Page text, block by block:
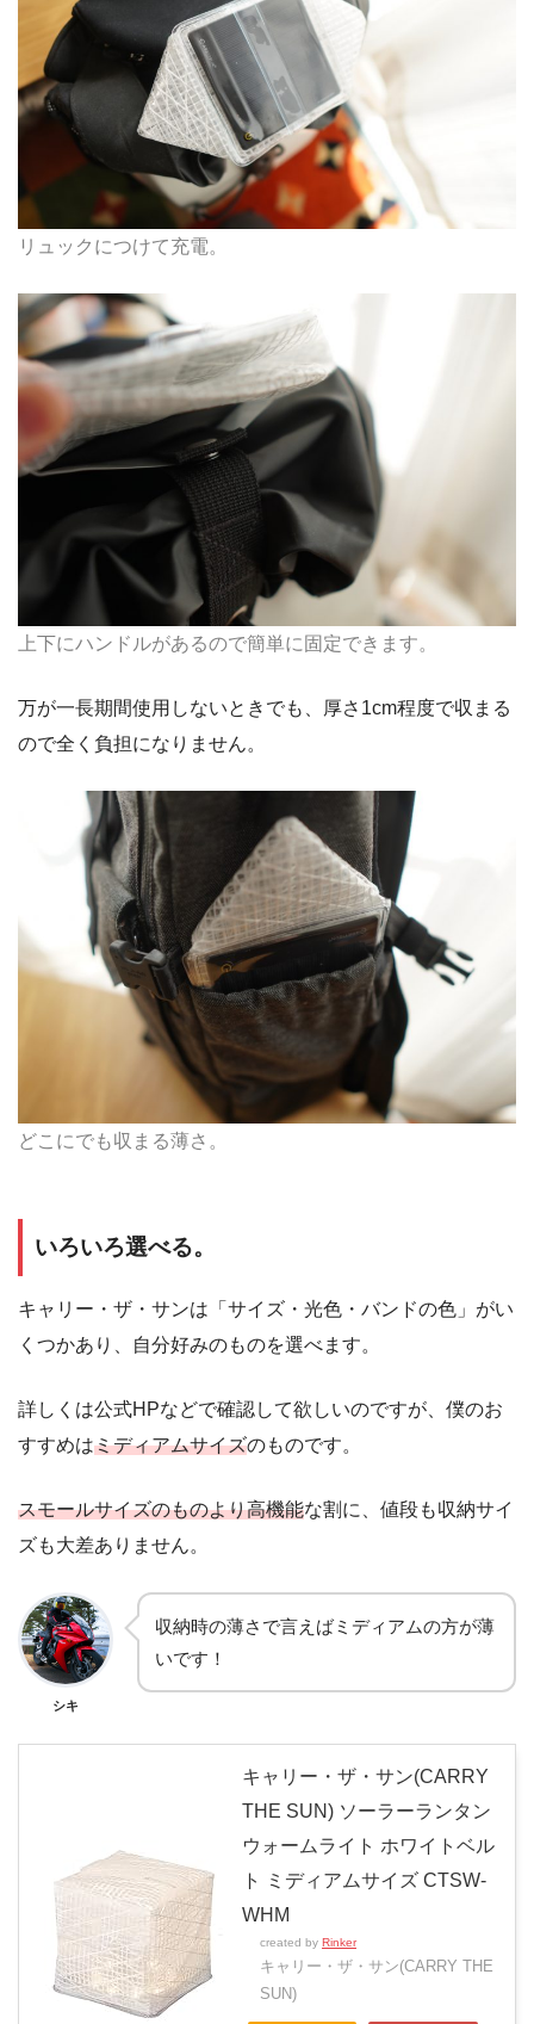
リュックにつけて充電。
上下にハンドルがあるので簡単に固定できます。
万が一長期間使用しないときでも、厚さ1cm程度で収まる
ので全く負担になりません。
どこにでも収まる薄さ。
いろいろ選べる。
キャリー・ザ・サンは「サイズ・光色・バンドの色」がい
くつかあり、自分好みのものを選べます。
詳しくは公式HPなどで確認して欲しいのですが、僕のお
すすめはミディアムサイズのものです。
スモールサイズのものより高機能な割に、値段も収納サイ
ズも大差ありません。
シキ
収納時の薄さで言えばミディアムの方が薄
いです！
キャリー・ザ・サン(CARRY
THE SUN) ソーラーランタン
ウォームライト ホワイトベル
ト ミディアムサイズ CTSW-
WHM
created by Rinker
キャリー・ザ・サン(CARRY THE
SUN)